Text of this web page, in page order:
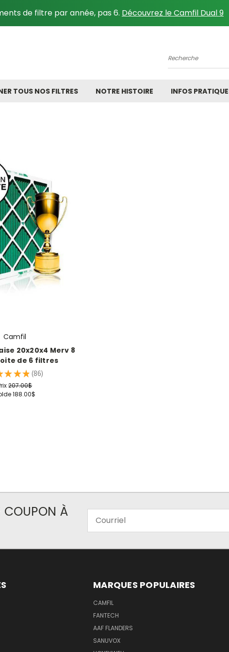
de filtre par année, pas 6. Découvrez le Camfil Dual 9
Recherche
TOUS NOS FILTRES NOTRE HISTOIRE INFOS
Camfil
20x20x4 Merv 8
de 6 filtres
★ ★ ★ 86
86
207.00$
188.00$
COUPON À
MARQUES POPULAIRES
CAMFIL
FANTECH
AAF FLANDERS
SANUVOX